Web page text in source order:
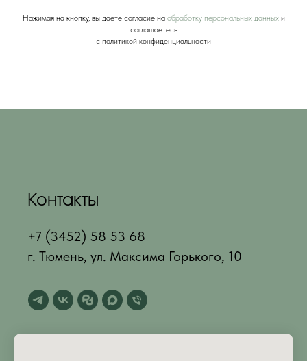
Нажимая на кнопку, вы даете согласие на обработку персональных данныхи
соглашаетесь
c политикой конфиденциальности
Контакты
+7 (3452) 58 53 68
г. Тюмень, ул. Максима Горького, 10